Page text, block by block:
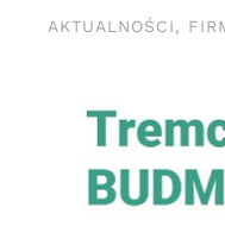
AKTUALNOŚCI,